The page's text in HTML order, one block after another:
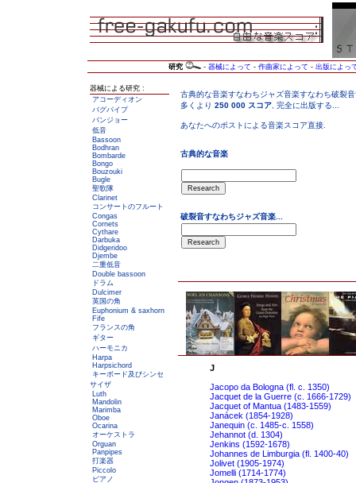
研究 - 器械によって - 作曲家によって - 出版によっ
器械による研究 :
アコーディオン
バグパイプ
バンジョー
低音
Bassoon
Bodhran
Bombarde
Bongo
Bouzouki
Bugle
聖歌隊
Clarinet
コンサートのフルート
Congas
Cornets
Cythare
Darbuka
Didgeridoo
Djembe
二重低音
Double bassoon
ドラム
Dulcimer
英国の角
Euphonium & saxhorn
Fife
フランスの角
ギター
ハーモニカ
Harpa
Harpsichord
キーボード及びシンセ
サイザ
Luth
Mandolin
Marimba
Oboe
Ocarina
オーケストラ
Orguan
Panpipes
打楽器
Piccolo
ピアノ
J
Jacopo da Bologna (fl. c. 1350)
Jacquet de la Guerre (c. 1666-1729)
Jacquet of Mantua (1483-1559)
Janácek (1854-1928)
Janequin (c. 1485-c. 1558)
Jehannot (d. 1304)
Jenkins (1592-1678)
Johannes de Limburgia (fl. 1400-40)
Jolivet (1905-1974)
Jomelli (1714-1774)